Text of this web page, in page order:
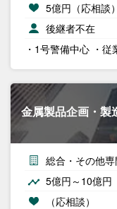
5億円（応相談）
後継者不在
・1号警備中心 ・
金属製品企画・製
総合・その他専
5億円～10億円
（応相談）